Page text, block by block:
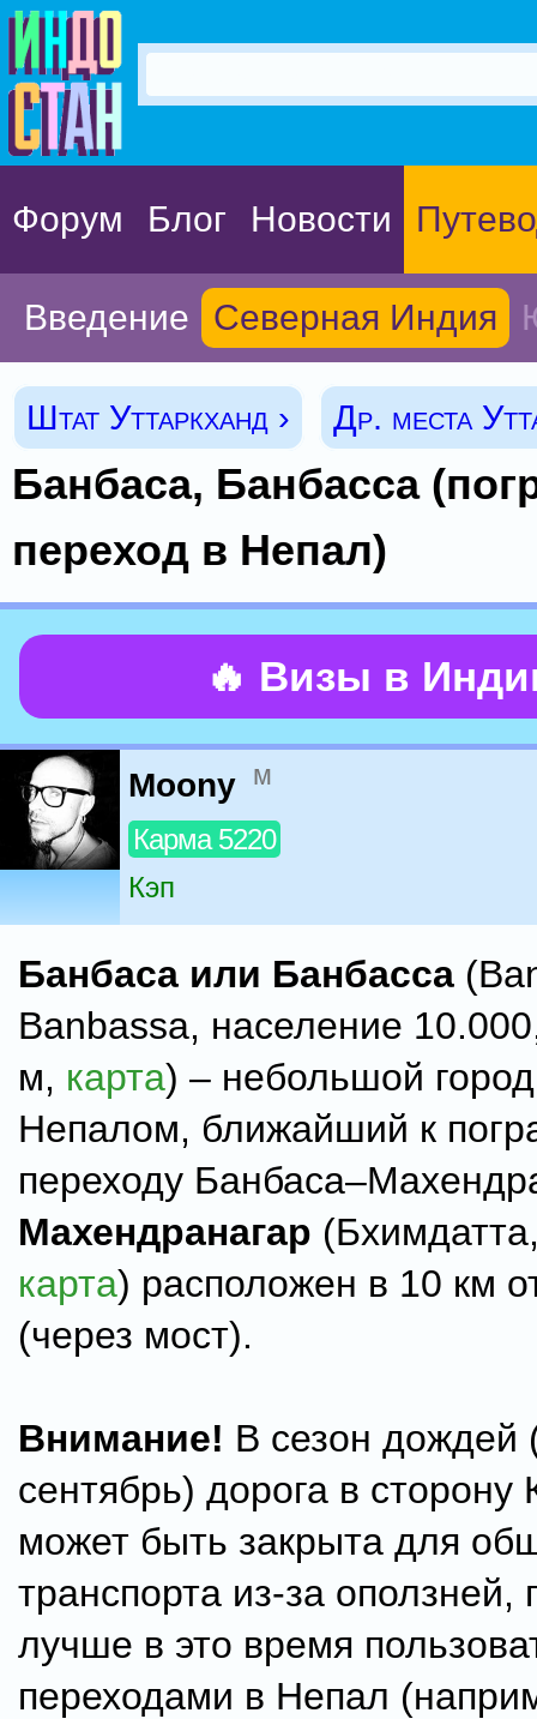
Форум Блог Новости
Введение Северная Индия
Штат Уттаркханд › Др. места
Банбаса, Банбасса
переход в Непал)
🔥 Визы в
Moony м
Карма 5220
Кэп
Банбаса или Банбасса
Banbassa, население
м, карта) – небольшой
Непалом, ближайший к
переходу
Махендранагар
карта) расположен в 10 км
(через мост).
Внимание! В сезон дождей
сентябрь) дорога в сторону
может быть закрыта для
транспорта из-за оползней,
лучше в это время
переходами в Непал